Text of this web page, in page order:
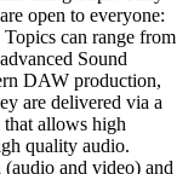
open to everyone:
can range from
Sound
DAW production,
are delivered via a
allows high
quality audio.
and video) and